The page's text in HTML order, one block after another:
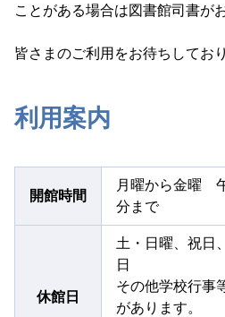
ことがある場合は図書館司書が
皆さまのご利用をお待ちしてお
利用案内
開館時間
月曜から金曜
分まで
休館日
土・日曜、祝日
日
その他学校行事
があります。